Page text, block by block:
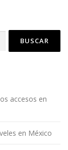
accesos en
en México